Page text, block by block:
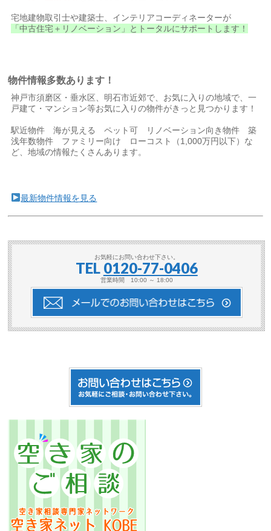
宅地建物取引士や建築士、インテリアコーディネーターが
「中古住宅＋リノベーション」とトータルにサポートします！
物件情報多数あります！
神戸市須磨区・垂水区、明石市近郊で、お気に入りの地域で、一
戸建て・マンション等お気に入りの物件がきっと見つかります！
駅近物件 海が見える ペット可 リノベーション向き物件 築
浅年数物件 ファミリー向け ローコスト（1,000万円以下）な
ど、地域の情報たくさんあります。
最新物件情報を見る
お気軽にお問い合わせ下さい。
TEL 0120-77-0406
営業時間 10:00 ～ 18:00